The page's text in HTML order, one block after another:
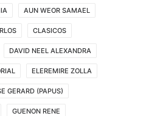
AUN WEOR SAMAEL
CLASICOS
DAVID NEEL ALEXANDRA
ELEREMIRE ZOLLA
GERARD (PAPUS)
GUENON RENE